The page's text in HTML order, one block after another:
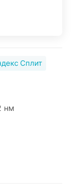
Сплит
нм